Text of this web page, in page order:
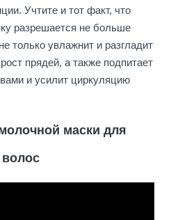
Учтите и тот факт, что
разрешается не больше
только увлажнит и разгладит
прядей, а также подпитает
и усилит циркуляцию
маски для
волос